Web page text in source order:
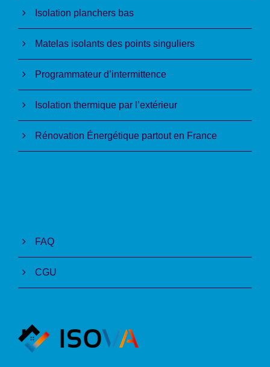
Isolation planchers bas
Matelas isolants des points singuliers
Programmateur d’intermittence
Isolation thermique par l’extérieur
Rénovation Énergétique partout en France
FAQ
CGU